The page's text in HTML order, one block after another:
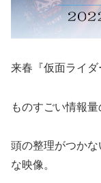
来春『仮面ライダ
ものすごい情報量
頭の整理がつか
な映像。